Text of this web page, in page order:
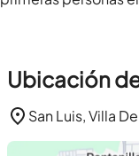
Ubicación
San Luis, Villa